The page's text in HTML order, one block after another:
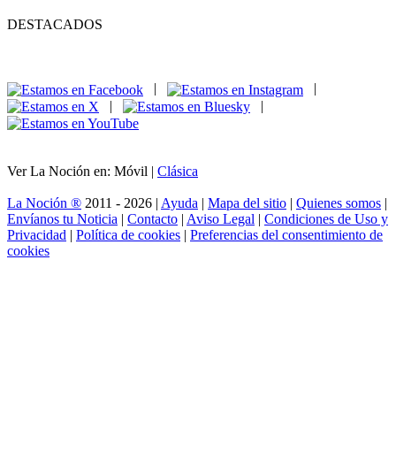
DESTACADOS
|
|
Ver La Noción en: Móvil | Clásica
La Noción ® 2011 - 2026 | Ayuda | Mapa del sitio | Quienes somos |
Envíanos tu Noticia | Contacto | Aviso Legal | Condiciones de Uso y
Privacidad | Política de cookies | Preferencias del consentimiento de
cookies